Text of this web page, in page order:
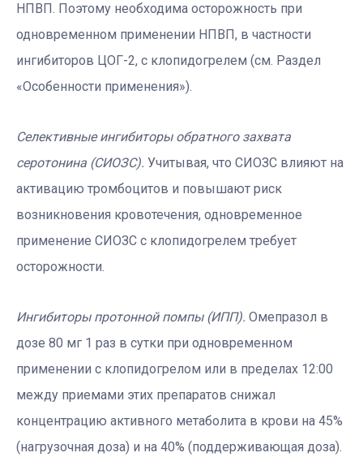
НПВП. Поэтому необходима осторожность при
одновременном применении НПВП, в частности
ингибиторов ЦОГ-2, с клопидогрелем (см. Раздел
«Особенности применения»).
Селективные ингибиторы обратного захвата
серотонина (СИОЗС). Учитывая, что СИОЗС влияют на
активацию тромбоцитов и повышают риск
возникновения кровотечения, одновременное
применение СИОЗС с клопидогрелем требует
осторожности.
Ингибиторы протонной помпы (ИПП). Омепразол в
дозе 80 мг 1 раз в сутки при одновременном
применении с клопидогрелом или в пределах 12:00
между приемами этих препаратов снижал
концентрацию активного метаболита в крови на 45%
(нагрузочная доза) и на 40% (поддерживающая доза).